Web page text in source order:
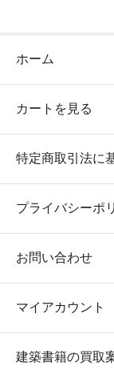
ホーム
カートを見る
特定商取引法に
プライバシーポ
お問い合わせ
マイアカウント
建築書籍の買取